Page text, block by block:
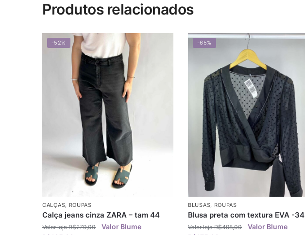
Produtos relacionados
-52%
CALÇAS ROUPAS
Calça jeans cinza ZARA – tam 44
R$279,00
-65%
BLUSAS ROUPAS
Blusa preta com textura EVA -34
R$498,00